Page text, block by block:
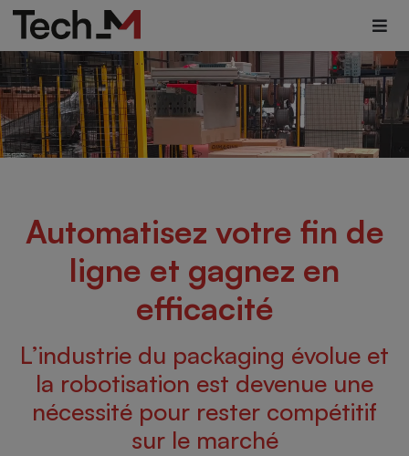
Automatisez votre fin de
ligne et gagnez en
efficacité
L’industrie du packaging évolue et
la robotisation est devenue une
nécessité pour rester compétitif
sur le marché